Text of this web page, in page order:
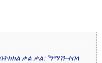
ቃል ቃል: "ግማሽ-ተበላ